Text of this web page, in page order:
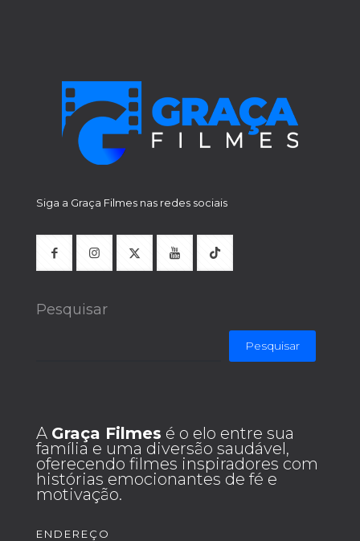
Siga a Graça Filmes nas redes sociais
Pesquisar
Pesquisar
A Graça Filmes é o elo entre sua
família e uma diversão saudável,
oferecendo filmes inspiradores com
histórias emocionantes de fé e
motivação.
ENDEREÇO